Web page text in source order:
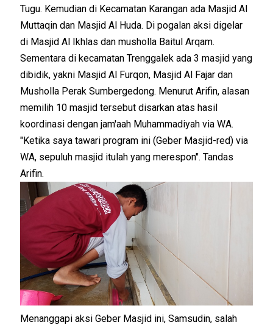
Tugu. Kemudian di Kecamatan Karangan ada Masjid Al
Muttaqin dan Masjid Al Huda. Di pogalan aksi digelar
di Masjid Al Ikhlas dan musholla Baitul Arqam.
Sementara di kecamatan Trenggalek ada 3 masjid yang
dibidik, yakni Masjid Al Furqon, Masjid Al Fajar dan
Musholla Perak Sumbergedong. Menurut Arifin, alasan
memilih 10 masjid tersebut disarkan atas hasil
koordinasi dengan jam'aah Muhammadiyah via WA.
"Ketika saya tawari program ini (Geber Masjid-red) via
WA, sepuluh masjid itulah yang merespon". Tandas
Arifin.
Menanggapi aksi Geber Masjid ini, Samsudin, salah